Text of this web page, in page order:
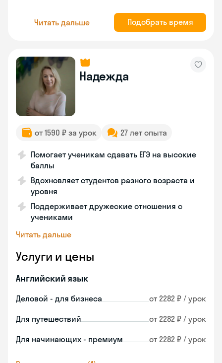
Читать дальше Подобрать время
Надежда
от 1590 ₽ за урок 27 лет опыта
Помогает ученикам сдавать ЕГЭ на высокие
баллы
Вдохновляет студентов разного возраста и
уровня
Поддерживает дружеские отношения с
учениками
Читать дальше
Услуги и цены
Английский язык
Деловой - для бизнеса от 2282 ₽ / урок
Для путешествий от 2282 ₽ / урок
Для начинающих - премиум от 2282 ₽ / урок